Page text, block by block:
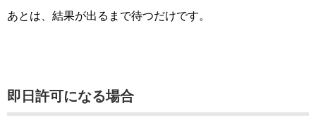
あとは、結果が出るまで待つだけです。
即日許可になる場合